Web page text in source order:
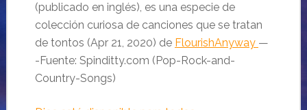
(publicado en inglés), es una especie de
colección curiosa de canciones que se tratan
de tontos (Apr 21, 2020) de FlourishAnyway —
-Fuente: Spinditty.com (Pop-Rock-and-
Country-Songs)